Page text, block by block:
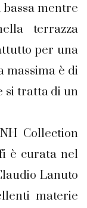
bassa mentre
terrazza
per una
massima è di
si tratta di un
Collection
è curata nel
Lanuto
materie